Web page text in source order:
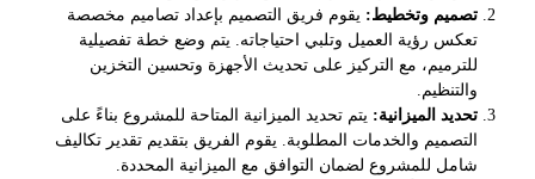
تصميم وتخطيط: يقوم فريق التصميم بإعداد تصاميم مخصصة
تعكس رؤية العميل وتلبي احتياجاته. يتم وضع خطة تفصيلية
للترميم، مع التركيز على تحديث الأجهزة وتحسين التخزين
والتنظيم.
تحديد الميزانية: يتم تحديد الميزانية المتاحة للمشروع بناءً على
التصميم والخدمات المطلوبة. يقوم الفريق بتقديم تقدير تكاليف
شامل للمشروع لضمان التوافق مع الميزانية المحددة.